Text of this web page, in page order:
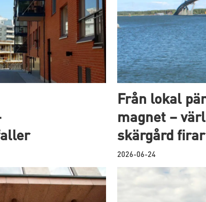
Från lokal
magnet –
skärgård
2026-06-24